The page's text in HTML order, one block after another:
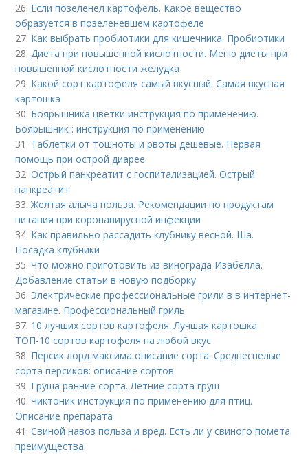
26. Если позеленел картофель. Какое вещество
образуется в позеленевшем картофеле
27. Как выбрать пробиотики для кишечника. Пробиотики
28.Диета при повышенной кислотности. Меню диеты при
повышенной кислотности желудка
29. Какой сорт картофеля самый вкусный. Самая вкусная
картошка
30. Боярышника цветки инструкция по применению.
Боярышник : инструкция по применению
31. Таблетки от тошноты и рвоты дешевые. Первая
помощь при острой диарее
32.Острый панкреатит с госпитализацией. Острый
панкреатит
33.Желтая алыча польза. Рекомендации по продуктам
питания при коронавирусной инфекции
34. Как правильно рассадить клубнику весной. Ша.
Посадка клубники
35.Что можно приготовить из винограда Изабелла.
Добавление статьи в новую подборку
36. Электрические профессиональные грили в в интернет-
магазине. Профессиональный гриль
37. 10 лучших сортов картофеля. Лучшая картошка:
ТОП-10 сортов картофеля на любой вкус
38. Персик лорд максима описание сорта. Среднеспелые
сорта персиков: описание сортов
39. Груша ранние сорта. Летние сорта груш
40.Чиктоник инструкция по применению для птиц.
Описание препарата
41.Свиной навоз польза и вред. Есть ли у свиного помета
преимущества